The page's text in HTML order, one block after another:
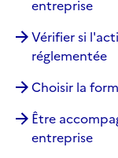
entreprise
Vérifier si
réglementée
Choisir la
Être
entreprise